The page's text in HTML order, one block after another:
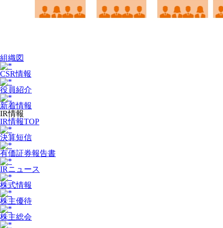
組織図
CSR情報
役員紹介
新着情報
IR情報
IR情報TOP
決算短信
有価証券報告書
IRニュース
株式情報
株主優待
株主総会